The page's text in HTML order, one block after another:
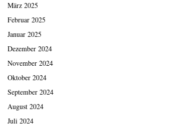
März 2025
Februar 2025
Januar 2025
Dezember 2024
November 2024
Oktober 2024
September 2024
August 2024
Juli 2024